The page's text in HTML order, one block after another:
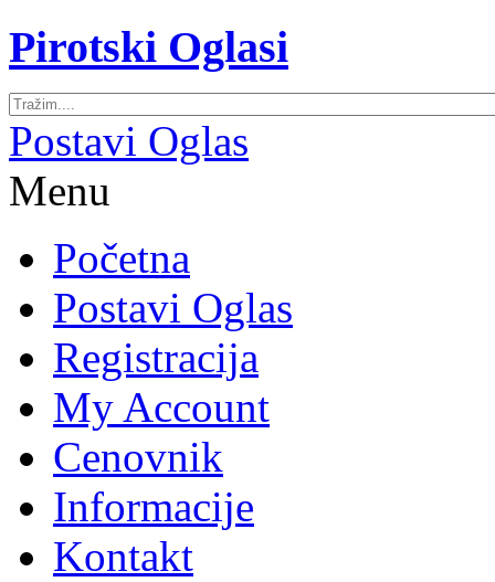
Pirotski Oglasi
Postavi Oglas
Menu
Početna
Postavi Oglas
Registracija
My Account
Cenovnik
Informacije
Kontakt